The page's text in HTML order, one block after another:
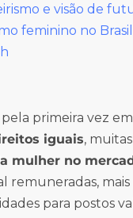
e visão de
feminino no Brasil
primeira vez em
iguais,
mulher no
remuneradas,
para postos